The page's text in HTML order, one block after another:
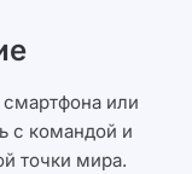
или
с командой и
точки мира.